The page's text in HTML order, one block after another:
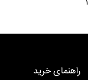
1
راهنمای خرید